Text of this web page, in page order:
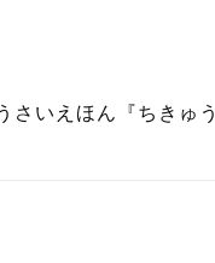
さいえほん『ちきゅ